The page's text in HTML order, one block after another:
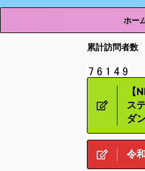
ホー
累計訪問者数
【
ス
ダ
令